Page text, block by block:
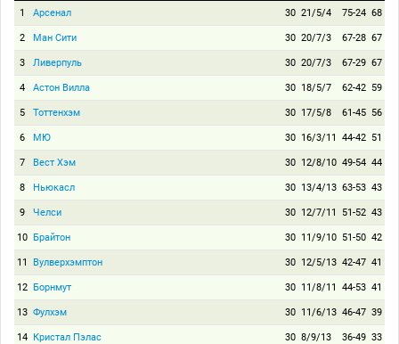
1 Арсенал 30 21/5/4 75-24 68
2 Ман Сити 30 20/7/3 67-28 67
3 Ливерпуль 30 20/7/3 67-29 67
4 Астон Вилла 30 18/5/7 62-42 59
5 Тоттенхэм 30 17/5/8 61-45 56
6 МЮ 30 16/3/11 44-42 51
7 Вест Хэм 30 12/8/10 49-54 44
8 Ньюкасл 30 13/4/13 63-53 43
9 Челси 30 12/7/11 51-52 43
10 Брайтон 30 11/9/10 51-50 42
11 Вулверхэмптон 30 12/5/13 42-47 41
12 Борнмут 30 11/8/11 44-53 41
13 Фулхэм 30 11/6/13 46-47 39
14 Кристал Пэлас 30 8/9/13 36-49 33